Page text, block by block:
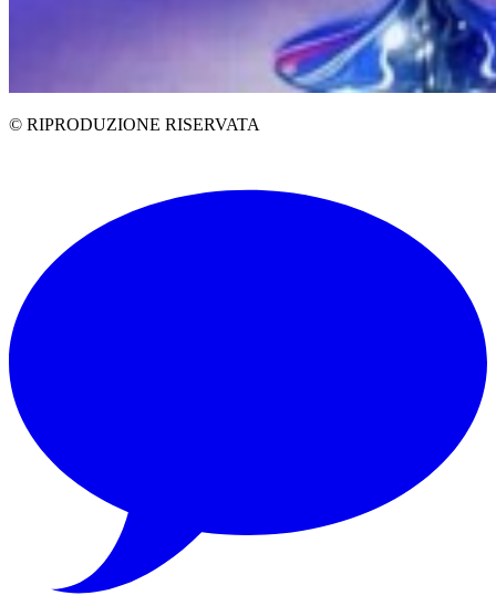
© RIPRODUZIONE RISERVATA